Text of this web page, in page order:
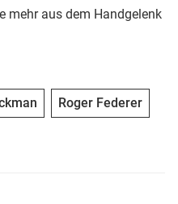
mehr aus dem Handgelenk
Roger Federer